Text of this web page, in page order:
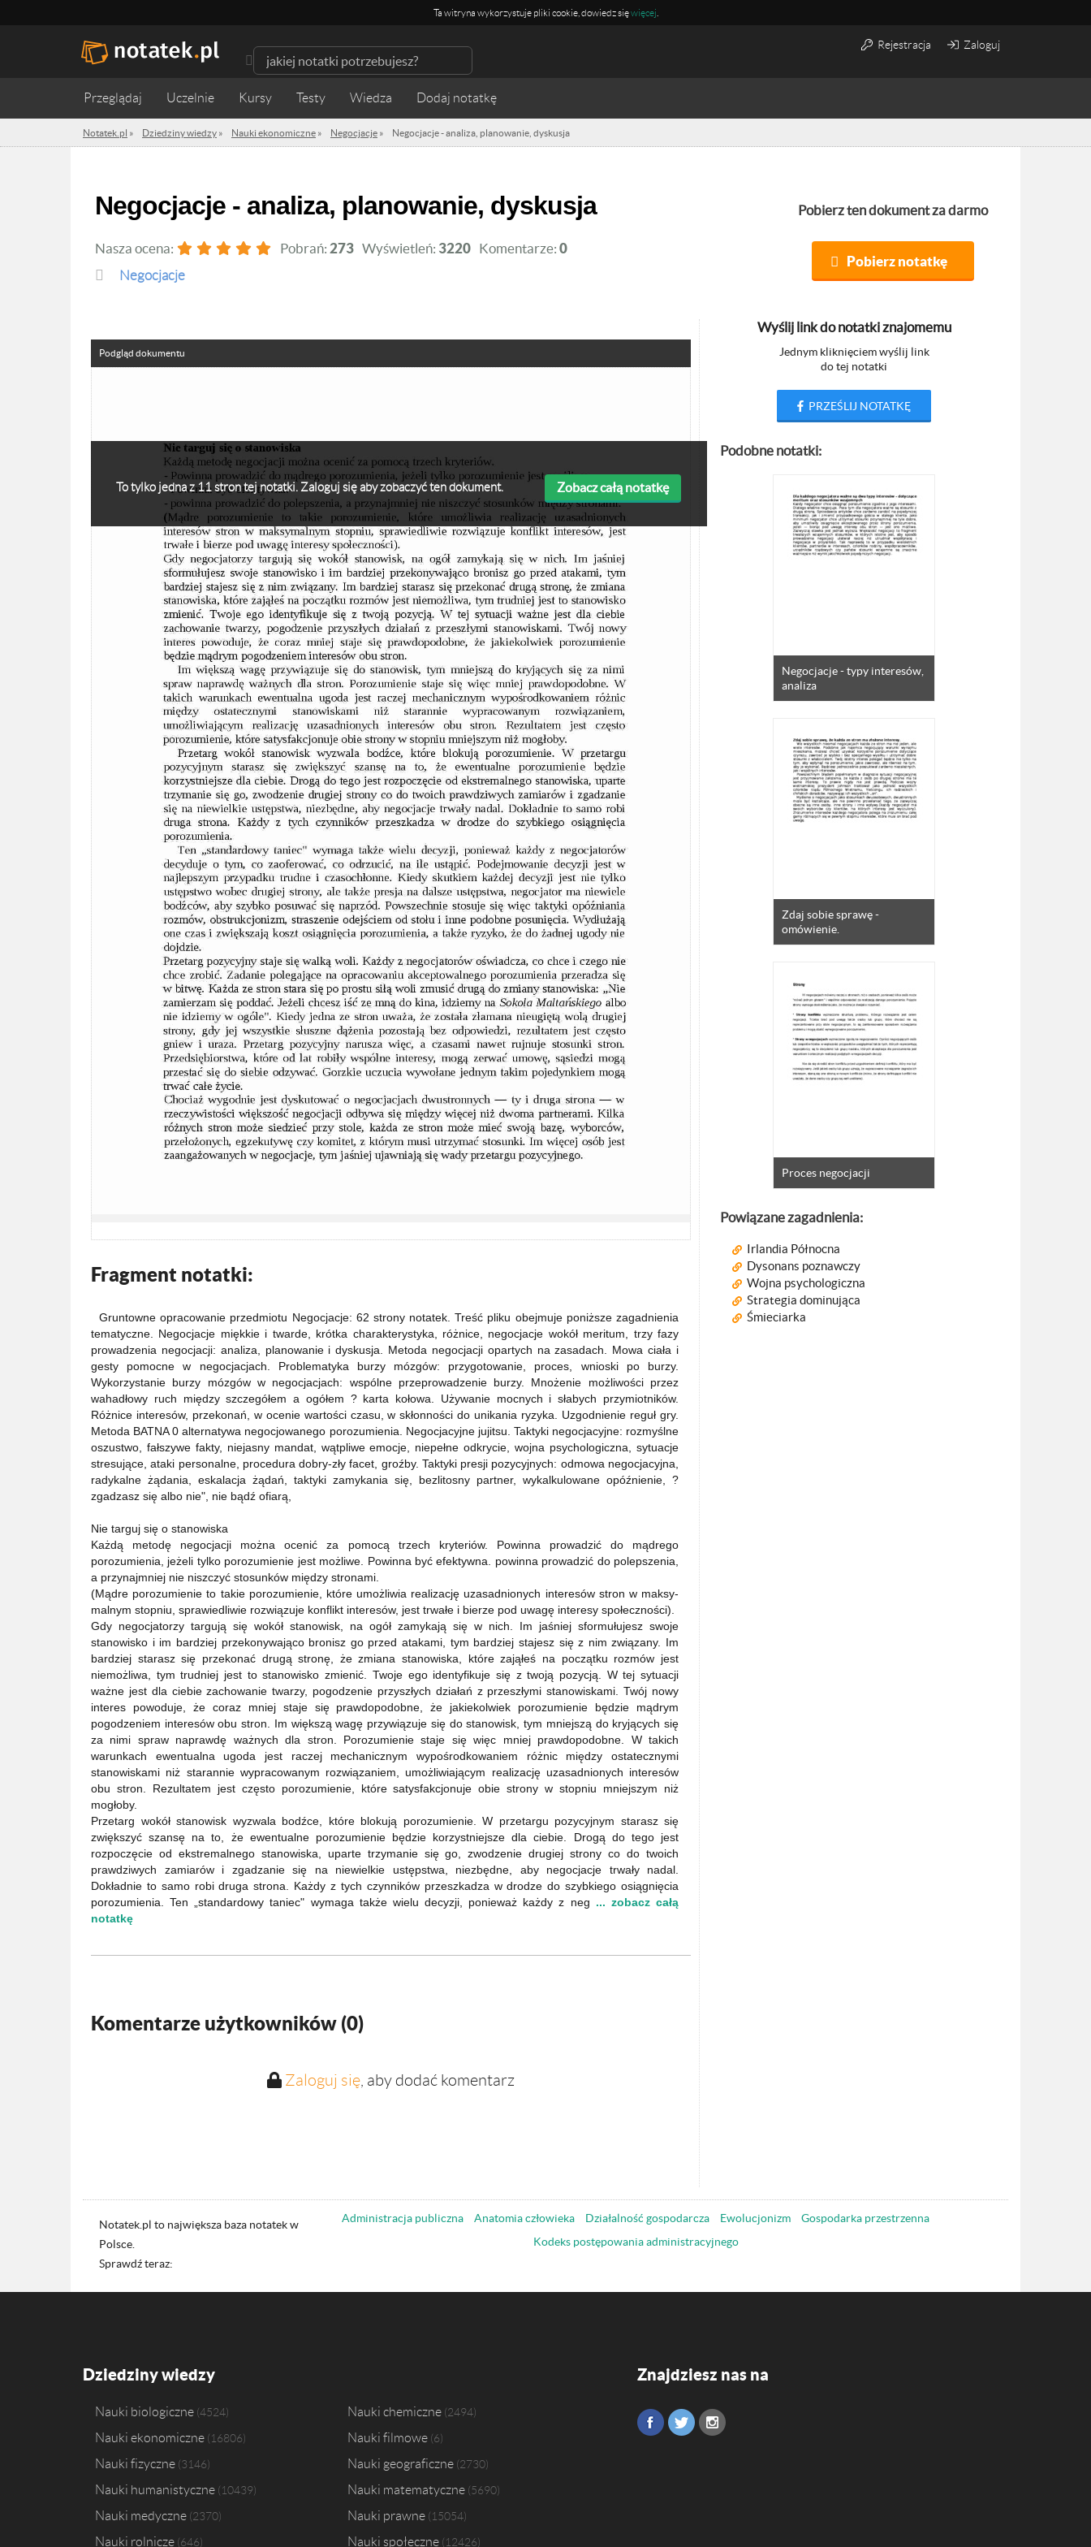
Ta witryna wykorzystuje pliki cookie, dowiedz sięwięcej
Rejestracja Zaloguj
Przeglądaj Uczelnie Kursy Testy Wiedza
Notatek.pl » Dziedziny wiedzy » Nauki ekonomiczne » Negocjacje » Negocjacje - analiza, planowanie, dyskusja
Negocjacje - analiza, planowanie, dyskusja
Nasza ocena: Pobrań: 273 Wyświetleń: 3220 Komentarze: 0
Negocjacje
Pobierz ten dokument za darmo
Pobierz notatkę
To tylko jedna z 11 stron tej notatki. Zaloguj się aby zobaczyć ten dokument. Zobacz całą notatkę
Podgląd dokumentu
Fragment notatki:
Gruntowne opracowanie przedmiotu Negocjacje: 62 strony notatek. Treść pliku obejmuje poniższe zagadnienia
tematyczne. Negocjacje miękkie i twarde, krótka charakterystyka, różnice, negocjacje wokół meritum, trzy fazy
prowadzenia negocjacji: analiza, planowanie i dyskusja. Metoda negocjacji opartych na zasadach. Mowa ciała i
gesty pomocne w negocjacjach. Problematyka burzy mózgów: przygotowanie, proces, wnioski po burzy.
Wykorzystanie burzy mózgów w negocjacjach: wspólne przeprowadzenie burzy. Mnożenie możliwości przez
wahadłowy ruch między szczegółem a ogółem ? karta kołowa. Używanie mocnych i słabych przymiotników.
Różnice interesów, przekonań, w ocenie wartości czasu, w skłonności do unikania ryzyka. Uzgodnienie reguł gry.
Metoda BATNA 0 alternatywa negocjowanego porozumienia. Negocjacyjne jujitsu. Taktyki negocjacyjne: rozmyślne
oszustwo, fałszywe fakty, niejasny mandat, wątpliwe emocje, niepełne odkrycie, wojna psychologiczna, sytuacje
stresujące, ataki personalne, procedura dobry-zły facet, groźby. Taktyki presji pozycyjnych: odmowa negocjacyjna,
radykalne żądania, eskalacja żądań, taktyki zamykania się, bezlitosny partner, wykalkulowane opóźnienie, ?
zgadzasz się albo nie", nie bądź ofiarą,
Nie targuj się o stanowiska
Każdą metodę negocjacji można ocenić za pomocą trzech kryteriów. Powinna prowadzić do mądrego
porozumienia, jeżeli tylko porozumienie jest możliwe. Powinna być efektywna. powinna prowadzić do polepszenia,
a przynajmniej nie niszczyć stosunków między stronami.
(Mądre porozumienie to takie porozumienie, które umoż­liwia realizację uzasadnionych interesów stron w maksy­
malnym stopniu, sprawiedliwie rozwiązuje konflikt interesów, jest trwałe i bierze pod uwagę interesy społeczności).
Gdy negocjatorzy targują się wokół stanowisk, na ogół zamykają się w nich. Im jaśniej sformułujesz swoje
stanowisko i im bardziej przekonywająco bronisz go przed atakami, tym bardziej stajesz się z nim związany. Im
bardziej starasz się przekonać drugą stronę, że zmiana stanowiska, które zająłeś na początku rozmów jest
niemożliwa, tym trudniej jest to stanowisko zmienić. Twoje ego identyfikuje się z twoją pozycją. W tej sytuacji
ważne jest dla ciebie zachowanie twarzy, pogodzenie przyszłych działań z przeszłymi stanowiskami. Twój nowy
interes powoduje, że coraz mniej staje się prawdopodobne, że jakiekolwiek porozumienie będzie mądrym
pogodzeniem interesów obu stron. Im większą wagę przywiązuje się do stanowisk, tym mniejszą do kryjących się
za nimi spraw naprawdę ważnych dla stron. Porozumienie staje się więc mniej prawdopodobne. W takich
warunkach ewentualna ugoda jest raczej mechanicznym wypośrodkowaniem różnic między ostatecznymi
stanowiskami niż starannie wypracowanym rozwiązaniem, umożliwiającym realizację uzasadnionych interesów
obu stron. Rezultatem jest często porozumienie, które satysfakcjonuje obie strony w stopniu mniejszym niż
mogłoby.
Przetarg wokół stanowisk wyzwala bodźce, które blokują porozumienie. W przetargu pozycyjnym starasz się
zwiększyć szansę na to, że ewentualne porozumienie będzie korzystniejsze dla ciebie. Drogą do tego jest
rozpoczęcie od ekstremalnego stanowiska, uparte trzymanie się go, zwodzenie drugiej strony co do twoich
prawdziwych zamiarów i zgadzanie się na niewielkie ustępstwa, niezbędne, aby negocjacje trwały nadal.
Dokładnie to samo robi druga strona. Każdy z tych czynników przeszkadza w drodze do szybkiego osiągnięcia
porozumienia. Ten „standardowy taniec" wymaga także wielu decyzji, ponieważ każdy z neg ... zobacz całą
notatkę
Komentarze użytkowników (0)
Zaloguj się, aby dodać komentarz
Wyślij link do notatki znajomemu
Jednym kliknięciem wyślij link
do tej notatki
PRZEŚLIJ NOTATKĘ
Podobne notatki:
Negocjacje - typy interesów,
analiza
Zdaj sobie sprawę -
omówienie.
Proces negocjacji
Powiązane zagadnienia:
Irlandia Północna
Dysonans poznawczy
Wojna psychologiczna
Strategia dominująca
Śmieciarka
Notatek.pl to największa baza notatek w
Polsce.
Sprawdź teraz:
Administracja publiczna Anatomia człowieka Działalność gospodarcza Ewolucjonizm
Gospodarka przestrzenna
Kodeks postępowania administracyjnego
Dziedziny wiedzy
Nauki biologiczne 4524 Nauki chemiczne 2494
Nauki ekonomiczne 16806 Nauki filmowe 6
Nauki fizyczne 3146 Nauki geograficzne 2730
Nauki humanistyczne 10439 Nauki matematyczne 5690
Nauki medyczne 2370 Nauki prawne 15054
Nauki rolnicze 646 Nauki społeczne 12426
Znajdziesz nas na